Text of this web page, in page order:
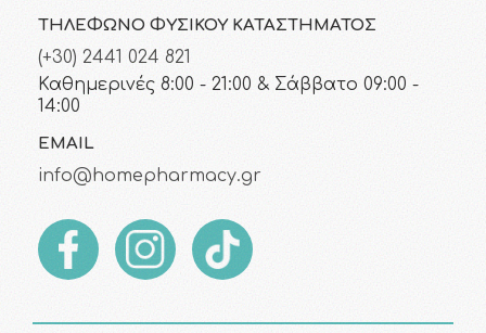
ΤΗΛΈΦΩΝΟ ΦΥΣΙΚΟΎ ΚΑΤΑΣΤΉΜΑΤΟΣ
(+30) 2441 024 821
Καθημερινές 8:00 - 21:00 & Σάββατο 09:00 -
14:00
EMAIL
info@homepharmacy.gr